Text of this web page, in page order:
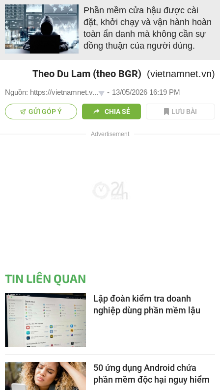
Phần mềm cửa hậu được cài
đặt, khởi chạy và vận hành hoàn
toàn ẩn danh mà không cần sự
đồng thuận của người dùng.
Theo Du Lam (theo BGR) (vietnamnet.vn)
Nguồn: https://vietnamnet.v... - 13/05/2026 16:19 PM
GỬI GÓP Ý CHIA SẺ LƯU BÀI
TIN LIÊN QUAN
Lập đoàn kiểm tra doanh
nghiệp dùng phần mềm lậu
50 ứng dụng Android chứa
phần mềm độc hại nguy hiểm